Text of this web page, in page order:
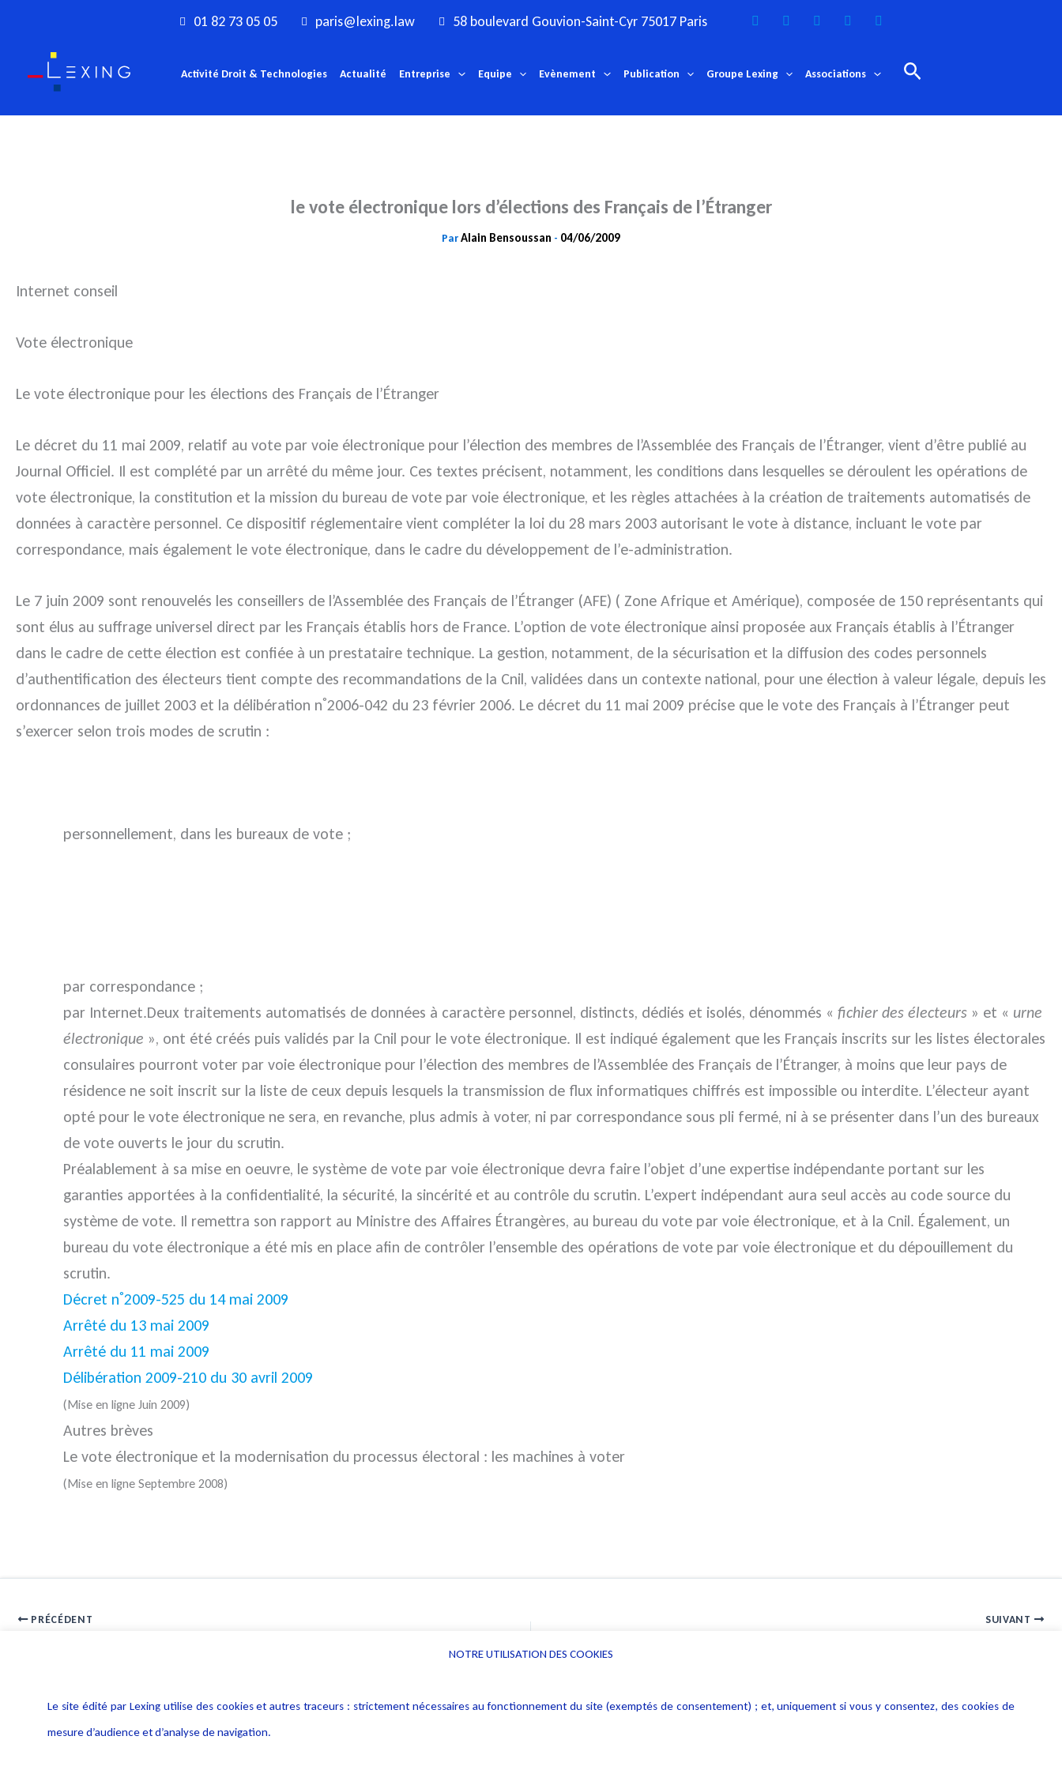
contenu
01 82 73 05 05 paris@lexing.law 58 boulevard Gouvion-Saint-Cyr 75017 Paris
Activité Droit & Technologies Actualité Entreprise Equipe Evènement Publication Groupe Lexing Associations Rechercher
le vote électronique lors d’élections des Français de l’Étranger
ParAlain Bensoussan - 04/06/2009
Internet conseil
Vote électronique
Le vote électronique pour les élections des Français de l’Étranger
Le décret du 11 mai 2009, relatif au vote par voie électronique pour l’élection des membres de l’Assemblée des Français de l’Étranger, vient d’être publié au
Journal Officiel. Il est complété par un arrêté du même jour. Ces textes précisent, notamment, les conditions dans lesquelles se déroulent les opérations de
vote électronique, la constitution et la mission du bureau de vote par voie électronique, et les règles attachées à la création de traitements automatisés de
données à caractère personnel. Ce dispositif réglementaire vient compléter la loi du 28 mars 2003 autorisant le vote à distance, incluant le vote par
correspondance, mais également le vote électronique, dans le cadre du développement de l’e-administration.
Le 7 juin 2009 sont renouvelés les conseillers de l’Assemblée des Français de l’Étranger (AFE) ( Zone Afrique et Amérique), composée de 150 représentants qui
sont élus au suffrage universel direct par les Français établis hors de France. L’option de vote électronique ainsi proposée aux Français établis à l’Étranger
dans le cadre de cette élection est confiée à un prestataire technique. La gestion, notamment, de la sécurisation et la diffusion des codes personnels
d’authentification des électeurs tient compte des recommandations de la Cnil, validées dans un contexte national, pour une élection à valeur légale, depuis les
ordonnances de juillet 2003 et la délibération n°2006-042 du 23 février 2006. Le décret du 11 mai 2009 précise que le vote des Français à l’Étranger peut
s’exercer selon trois modes de scrutin :
personnellement, dans les bureaux de vote ;
par correspondance ;
par Internet.Deux traitements automatisés de données à caractère personnel, distincts, dédiés et isolés, dénommés « fichier des électeurs » et « urne
électronique », ont été créés puis validés par la Cnil pour le vote électronique. Il est indiqué également que les Français inscrits sur les listes électorales
consulaires pourront voter par voie électronique pour l’élection des membres de l’Assemblée des Français de l’Étranger, à moins que leur pays de
résidence ne soit inscrit sur la liste de ceux depuis lesquels la transmission de flux informatiques chiffrés est impossible ou interdite. L’électeur ayant
opté pour le vote électronique ne sera, en revanche, plus admis à voter, ni par correspondance sous pli fermé, ni à se présenter dans l’un des bureaux
de vote ouverts le jour du scrutin.
Préalablement à sa mise en oeuvre, le système de vote par voie électronique devra faire l’objet d’une expertise indépendante portant sur les
garanties apportées à la confidentialité, la sécurité, la sincérité et au contrôle du scrutin. L’expert indépendant aura seul accès au code source du
système de vote. Il remettra son rapport au Ministre des Affaires Étrangères, au bureau du vote par voie électronique, et à la Cnil. Également, un
bureau du vote électronique a été mis en place afin de contrôler l’ensemble des opérations de vote par voie électronique et du dépouillement du
scrutin.
Décret n°2009-525 du 14 mai 2009
Arrêté du 13 mai 2009
Arrêté du 11 mai 2009
Délibération 2009-210 du 30 avril 2009
(Mise en ligne Juin 2009)
Autres brèves
Le vote électronique et la modernisation du processus électoral : les machines à voter
(Mise en ligne Septembre 2008)
PRÉCÉDENT SUIVANT
NOTRE UTILISATION DES COOKIES
Le site édité par Lexing utilise des cookies et autres traceurs : strictement nécessaires au fonctionnement du site (exemptés de consentement) ; et, uniquement si vous y consentez, des cookies de
mesure d’audience et d’analyse de navigation.